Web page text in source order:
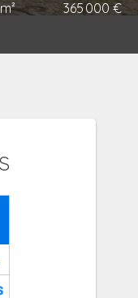
365 000 €